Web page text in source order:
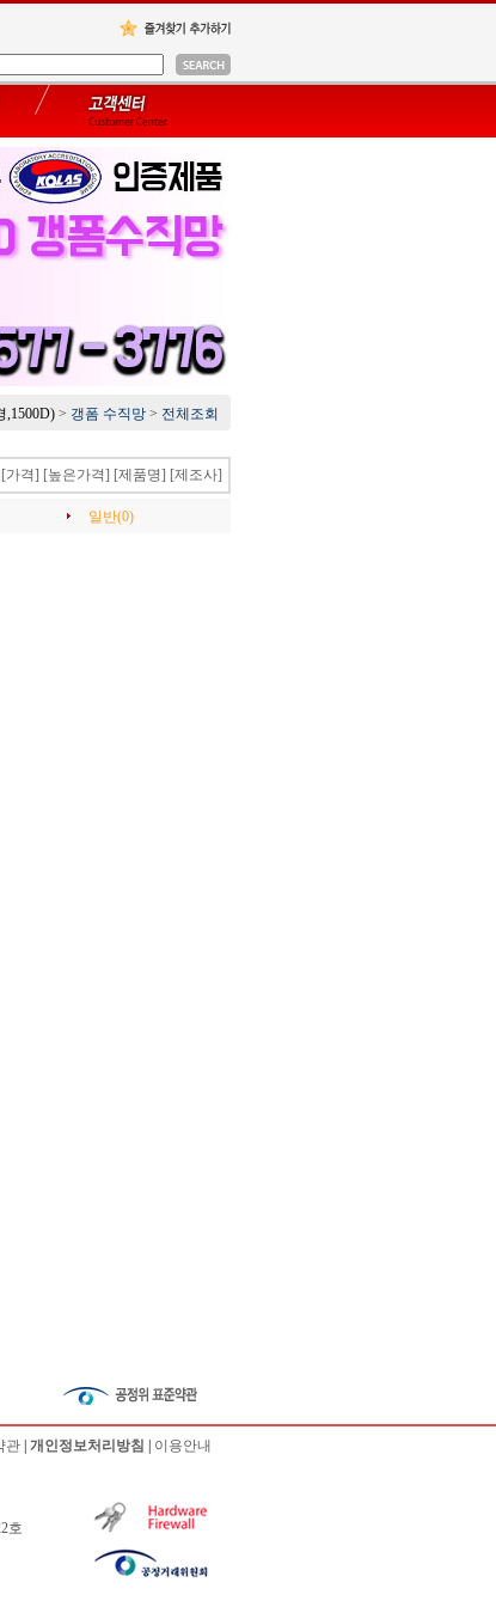
,1500D) > 갱폼 수직망 > 전체조회
[가격] [높은가격] [제품명] [제조사]
일반(0)
관 개인정보처리방침 이용안내
호